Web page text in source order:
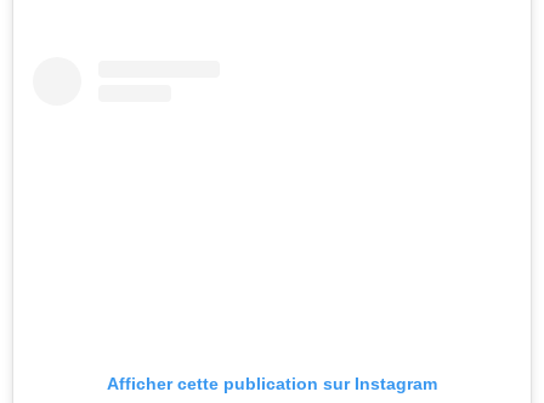
Afficher cette publication sur Instagram